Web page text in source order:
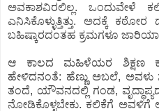
ಅವಕಾಶವಿರಲಿಲ್ಲ. ಒಂದುವೇಳೆ
ಎನಿಸಿಕೊಳ್ಳುತ್ತಿತ್ತು. ಅದಕ್ಕೆ
ಬಹಿಷ್ಕಾರದಂತಹ ಕ್ರಮಗಳೂ
ಆ ಕಾಲದ ಮಹಿಳೆಯರ ಶಿಕ್ಷಣ
ಹೇಳಿದನಂತೆ: ಹೆಣ್ಣು ಅಬಲೆ, ಅವಳು
ತಂದೆ, ಯೌವನದಲ್ಲಿ ಗಂಡ,
ನೋಡಿಕೊಳ್ಳಬೇಕು. ಕಲಿಕೆಗೆ ಅವಳಿಗೆ